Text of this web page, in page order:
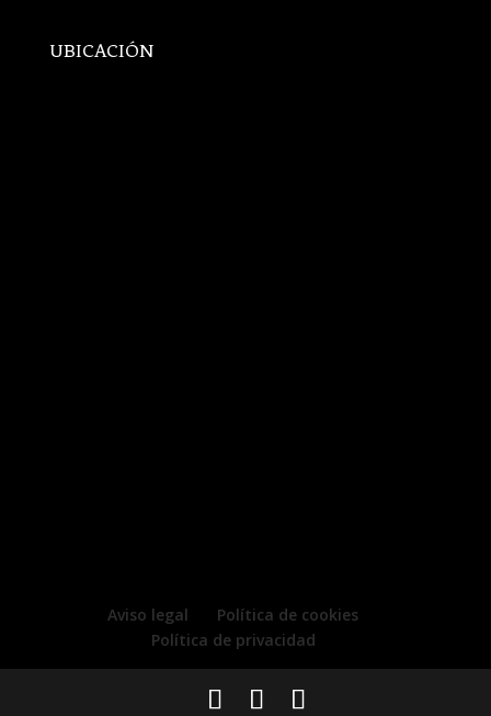
UBICACIÓN
Aviso legal
Política de cookies
Política de privacidad